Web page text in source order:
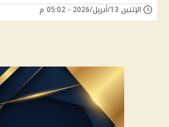
الإثنين 13/أبريل/2026 - 05:02 م